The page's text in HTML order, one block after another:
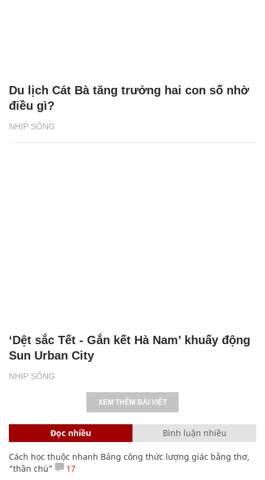
NHỊP SỐNG
Du lịch Cát Bà tăng trưởng hai con số nhờ
điều gì?
NHỊP SỐNG
‘Dệt sắc Tết - Gắn kết Hà Nam’ khuấy động
Sun Urban City
XEM THÊM BÀI VIẾT
Đọc nhiều Bình luận nhiều
Cách học thuộc nhanh Bảng công thức lượng giác bằng thơ,
"thần chú"
17